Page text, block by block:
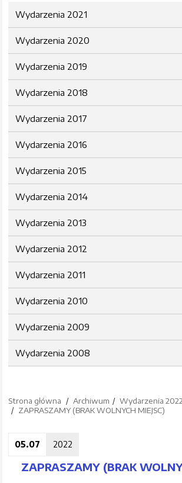
Wydarzenia 2021
Wydarzenia 2020
Wydarzenia 2019
Wydarzenia 2018
Wydarzenia 2017
Wydarzenia 2016
Wydarzenia 2015
Wydarzenia 2014
Wydarzenia 2013
Wydarzenia 2012
Wydarzenia 2011
Wydarzenia 2010
Wydarzenia 2009
Wydarzenia 2008
Strona główna Archiwum
Wydarzenia
ZAPRASZAMY (BRAK WOLNYCH MIEJSC)
05.07 2022
ZAPRASZAMY (BRAK